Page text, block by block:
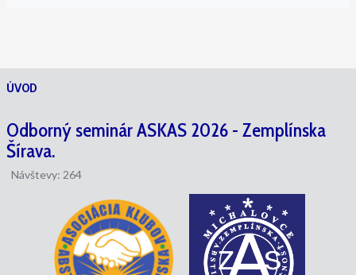
ÚVOD
Odborný seminár ASKAS 2026 - Zemplínska
Šírava.
Návštevy: 264